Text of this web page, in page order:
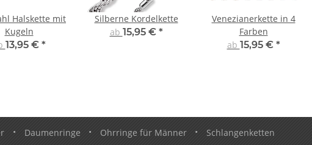
Halskette mit
Kugeln
13,95 € *
Silberne Kordelkette
ab 15,95 € *
Venezianerkette in 4
Farben
ab 15,95 € *
• Daumenringe • Ohrringe für Männer • Schlangenketten